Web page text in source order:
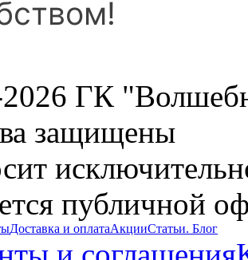
ГК
защищены
публичной
Доставка и оплатаАкцииСтатьи. Блог